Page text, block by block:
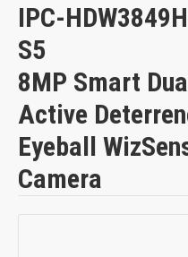
IPC-
S5
8MP Smart
Active
Eyeball
Camera